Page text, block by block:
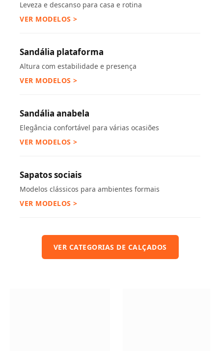
Leveza e descanso para casa e rotina
VER MODELOS >
Sandália plataforma
Altura com estabilidade e presença
VER MODELOS >
Sandália anabela
Elegância confortável para várias ocasiões
VER MODELOS >
Sapatos sociais
Modelos clássicos para ambientes formais
VER MODELOS >
VER CATEGORIAS DE CALÇADOS